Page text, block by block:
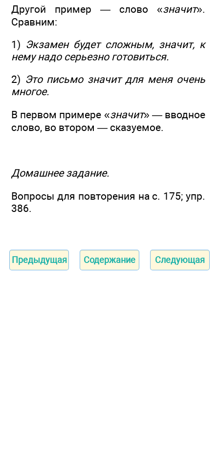
Другой пример — слово «значит».
Сравним:
1) Экзамен будет сложным, значит, к
нему надо серьезно готовиться.
2) Это письмо значит для меня очень
многое.
В первом примере «значит» — вводное
слово, во втором — сказуемое.
Домашнее задание.
Вопросы для повторения на с. 175; упр.
386.
Предыдущая Содержание Следующая